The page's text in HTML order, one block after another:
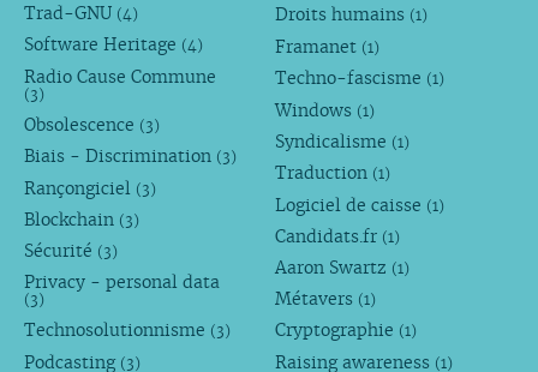
Trad-GNU (4)
Software Heritage (4)
Radio Cause Commune
(3)
Obsolescence (3)
Biais - Discrimination (3)
Rançongiciel (3)
Blockchain (3)
Sécurité (3)
Privacy - personal data
(3)
Technosolutionnisme (3)
Podcasting (3)
Droits humains (1)
Framanet (1)
Techno-fascisme (1)
Windows (1)
Syndicalisme (1)
Traduction (1)
Logiciel de caisse (1)
Candidats.fr (1)
Aaron Swartz (1)
Métavers (1)
Cryptographie (1)
Raising awareness (1)